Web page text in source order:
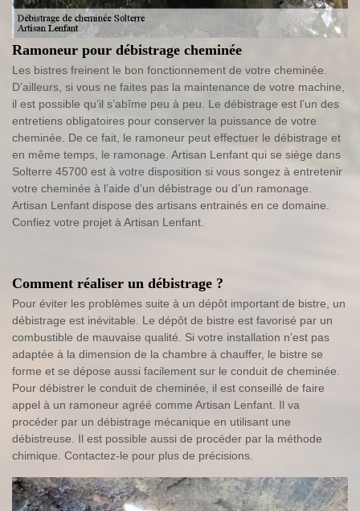
Ramoneur pour débistrage cheminée
Les bistres freinent le bon fonctionnement de votre cheminée.
D’ailleurs, si vous ne faites pas la maintenance de votre machine,
il est possible qu’il s’abîme peu à peu. Le débistrage est l’un des
entretiens obligatoires pour conserver la puissance de votre
cheminée. De ce fait, le ramoneur peut effectuer le débistrage et
en même temps, le ramonage. Artisan Lenfant qui se siège dans
Solterre 45700 est à votre disposition si vous songez à entretenir
votre cheminée à l’aide d’un débistrage ou d’un ramonage.
Artisan Lenfant dispose des artisans entrainés en ce domaine.
Confiez votre projet à Artisan Lenfant.
Comment réaliser un débistrage ?
Pour éviter les problèmes suite à un dépôt important de bistre, un
débistrage est inévitable. Le dépôt de bistre est favorisé par un
combustible de mauvaise qualité. Si votre installation n’est pas
adaptée à la dimension de la chambre à chauffer, le bistre se
forme et se dépose aussi facilement sur le conduit de cheminée.
Pour débistrer le conduit de cheminée, il est conseillé de faire
appel à un ramoneur agréé comme Artisan Lenfant. Il va
procéder par un débistrage mécanique en utilisant une
débistreuse. Il est possible aussi de procéder par la méthode
chimique. Contactez-le pour plus de précisions.